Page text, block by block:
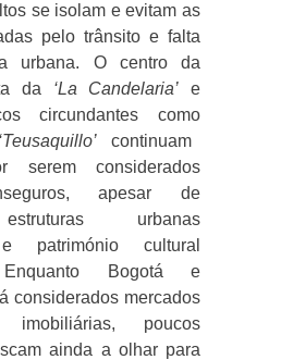
se isolam e evitam as
pelo trânsito e falta
urbana. O centro da
da ‘La Candelaria’ e
circundantes como
‘Teusaquillo’ continuam
serem considerados
apesar de
urbanas
património cultural
Enquanto Bogotá e
considerados mercados
imobiliárias, poucos
ainda a olhar para